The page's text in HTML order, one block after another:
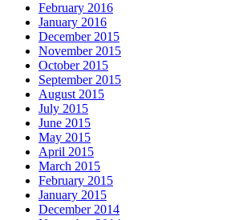
February 2016
January 2016
December 2015
November 2015
October 2015
September 2015
August 2015
July 2015
June 2015
May 2015
April 2015
March 2015
February 2015
January 2015
December 2014